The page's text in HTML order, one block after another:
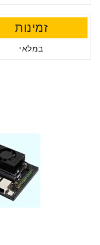
זמינות
במלאי